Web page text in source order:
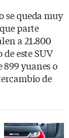
se queda muy
parte
a 21.800
este SUV
yuanes o
de